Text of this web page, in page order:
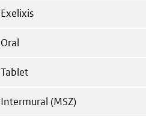
Exelixis
Oral
Tablet
Intermural (MSZ)